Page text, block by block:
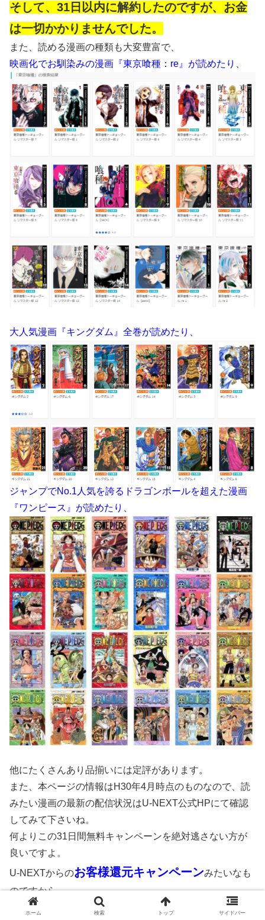
そして、31日以内に解約したのですが、お金
は一切かかりませんでした。
また、読める漫画の種類も大変豊富で、
映画化でお馴染みの漫画『東京喰種：re』が読めたり、
大人気漫画『キングダム』全巻が読めたり、
ジャンプでNo.1人気を誇るドラゴンボールを超えた漫画
『ワンピース』が読めたり、
他にたくさんあり品揃いには定評があります。
また、本ページの情報はH30年4月時点のものなので、読
みたい漫画の最新の配信状況はU-NEXT公式HPにて確認
してみて下さいね。
何よりこの31日間無料キャンペーンを絶対逃さない方が
良いですよ。
U-NEXTからのお客様還元キャンペーンみたいなも
のですから。
ただ、31日間の無料トライアル期間がいつ終わるのかに
ホーム 検索 トップ サイドバー